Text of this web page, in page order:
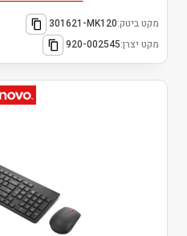
מקט ביטק:301621-MK120
מקט יצרן:920-002545